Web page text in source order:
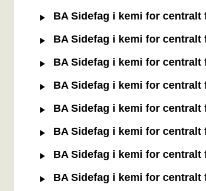
BA Sidefag i kemi for centralt
BA Sidefag i kemi for centralt
BA Sidefag i kemi for centralt
BA Sidefag i kemi for
BA Sidefag i kemi for
BA Sidefag i kemi for
BA Sidefag i kemi for centralt
BA Sidefag i kemi for centralt